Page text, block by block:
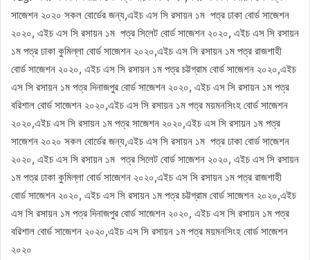
সাজেশন ২০২০ সকল বোর্ডের জন্য,এইচ এস সি রসায়ন ১ম পত্র ঢাকা বোর্ড সাজেশন
২০২০, এইচ এস সি রসায়ন ১ম পত্র সিলেট বোর্ড সাজেশন ২০২০, এইচ এস সি রসায়ন
১ম পত্র ঢাকা কুমিল্লা বোর্ড সাজেশন ২০২০,এইচ এস সি রসায়ন ১ম পত্র রাজশাহী
বোর্ড সাজেশন ২০২০, এইচ এস সি রসায়ন ১ম পত্র চট্টগ্রাম বোর্ড সাজেশন ২০২০,এইচ
এস সি রসায়ন ১ম পত্র দিনাজপুর বোর্ড সাজেশন ২০২০, এইচ এস সি রসায়ন ১ম পত্র
বরিশাল বোর্ড সাজেশন ২০২০,এইচ এস সি রসায়ন ১ম পত্র ময়মনসিংহ বোর্ড সাজেশন
২০২০,এইচ এস সি রসায়ন ১ম পত্র সাজেশন ২০২০,এইচ এস সি রসায়ন ১ম পত্র
সাজেশন ২০২০ সকল বোর্ডের জন্য,এইচ এস সি রসায়ন ১ম পত্র ঢাকা বোর্ড সাজেশন
২০২০, এইচ এস সি রসায়ন ১ম পত্র সিলেট বোর্ড সাজেশন ২০২০, এইচ এস সি রসায়ন
১ম পত্র ঢাকা কুমিল্লা বোর্ড সাজেশন ২০২০,এইচ এস সি রসায়ন ১ম পত্র রাজশাহী
বোর্ড সাজেশন ২০২০, এইচ এস সি রসায়ন ১ম পত্র চট্টগ্রাম বোর্ড সাজেশন ২০২০,এইচ
এস সি রসায়ন ১ম পত্র দিনাজপুর বোর্ড সাজেশন ২০২০, এইচ এস সি রসায়ন ১ম পত্র
বরিশাল বোর্ড সাজেশন ২০২০,এইচ এস সি রসায়ন ১ম পত্র ময়মনসিংহ বোর্ড সাজেশন
২০২০